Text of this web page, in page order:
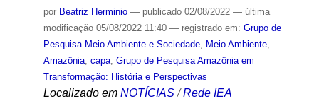
por Beatriz Herminio — publicado02/08/2022 — última
modificação05/08/2022 11:40 — registrado em: Grupo de
Pesquisa Meio Ambiente e Sociedade, Meio Ambiente,
Amazônia, capa, Grupo de Pesquisa Amazônia em
Transformação: História e Perspectivas
Localizado em NOTÍCIAS /Rede IEA